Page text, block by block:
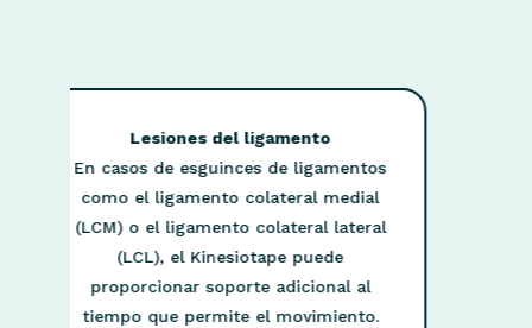
del ligamento
de ligamentos
colateral medial
colateral lateral
puede
soporte adicional al
el movimiento.
Síndrome de la cintilla
(rodilla del
Para aliviar la tensión en
iliotibial y reducir el
Kinesiotape puede
patrones específicos para
biomecánica de la